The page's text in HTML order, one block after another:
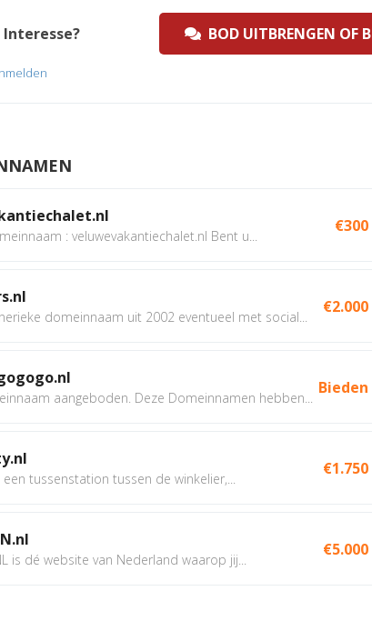
BOD UITBRENGEN OF
: veluwevakantiechalet.nl Bent u...
€300
domeinnaam uit 2002 eventueel met social...
€2.000
aangeboden. Deze Domeinnamen hebben...
Bieden
tussenstation tussen de winkelier,...
€1.750
is dé website van Nederland waarop jij...
€5.000